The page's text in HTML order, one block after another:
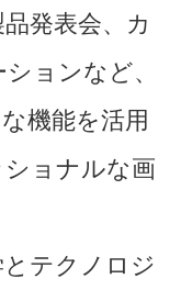
発表会、カ
ョンなど、
機能を活用
ョナルな画
テクノロジ